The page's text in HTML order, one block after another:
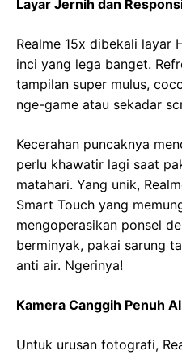
Layar Jernih dan
Realme 15x dibekali layar
inci yang lega banget.
tampilan super mulus,
nge-game atau sekadar
Kecerahan puncaknya
perlu khawatir lagi saat
matahari. Yang unik,
Smart Touch yang
mengoperasikan ponsel
berminyak, pakai sarung
anti air. Ngerinya!
Kamera Canggih Penuh AI
Untuk urusan fotografi,